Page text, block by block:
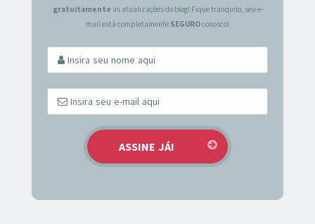
gratuitamente as atualizações do blog! Fique tranquilo, seu e-
mail está completamente SEGUROconosco!